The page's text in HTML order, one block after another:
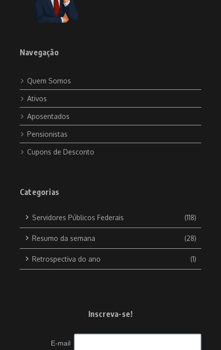
Navegação
Quem Somos
Ativos
Aposentados
Pensionistas
Cupons de Desconto
Categorias
Servidores Públicos Federais (118)
Resumo da semana (28)
Retrospectiva do ano (1)
Inscreva-se!
E-mail